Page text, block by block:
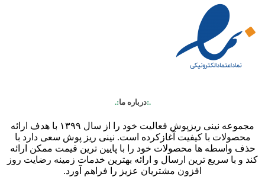
.:درباره ما:.
مجموعه نینی ریزپوش فعالیت خود را از سال ۱۳۹۹ با هدف ارائه
محصولات با کیفیت آغازکرده است. نینی ریز پوش سعی دارد با
حذف واسطه ها محصولات خود را با پایین ترین قیمت ممکن ارائه
کند و با سریع ترین ارسال و ارائه بهترین خدمات زمینه رضایت روز
افزون مشتریان عزیز را فراهم آورد.